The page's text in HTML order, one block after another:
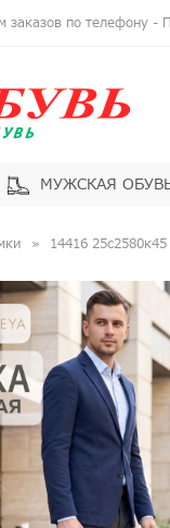
заказов по телефону -
МУЖСКАЯ
14416